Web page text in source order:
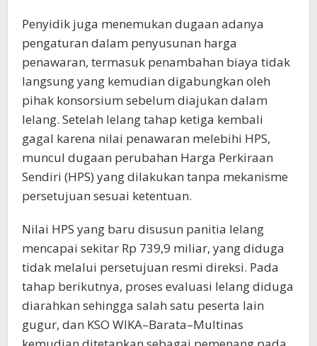
Penyidik juga menemukan dugaan adanya
pengaturan dalam penyusunan harga
penawaran, termasuk penambahan biaya tidak
langsung yang kemudian digabungkan oleh
pihak konsorsium sebelum diajukan dalam
lelang. Setelah lelang tahap ketiga kembali
gagal karena nilai penawaran melebihi HPS,
muncul dugaan perubahan Harga Perkiraan
Sendiri (HPS) yang dilakukan tanpa mekanisme
persetujuan sesuai ketentuan.
Nilai HPS yang baru disusun panitia lelang
mencapai sekitar Rp 739,9 miliar, yang diduga
tidak melalui persetujuan resmi direksi. Pada
tahap berikutnya, proses evaluasi lelang diduga
diarahkan sehingga salah satu peserta lain
gugur, dan KSO WIKA–Barata–Multinas